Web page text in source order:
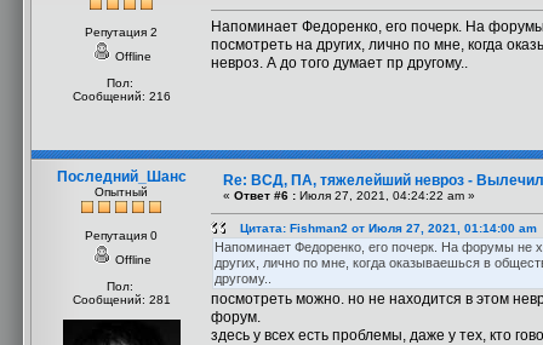
Репутация 2
Offline
Пол:
Сообщений: 216
Напоминает Федоренко, его почерк. На
посмотреть на других, лично по мне, когда
невроз. А до того думает пр другому..
Последний_Шанс
Опытный
Репутация 0
Offline
Пол:
Сообщений: 281
Re: ВСД, ПА, тяжелейший невроз -
« Ответ #6 : Июля 27, 2021, 04:24:22 am »
Цитата: Fishman2 от Июля 27, 2021, 01:14:00 am
Напоминает Федоренко, его почерк. На форумы не
других, лично по мне, когда оказываешься в
другому..
посмотреть можно. но не находится в этом
форум.
здесь у всех есть проблемы, даже у тех, кто